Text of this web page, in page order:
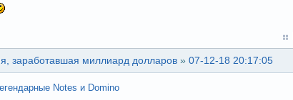
заработавшая миллиард долларов » 07-12-18 20:17:05
Notes и Domino